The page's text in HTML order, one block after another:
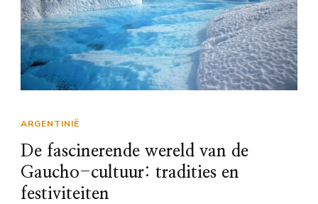
ARGENTINIË
De fascinerende wereld van de
Gaucho-cultuur: tradities en
festiviteiten